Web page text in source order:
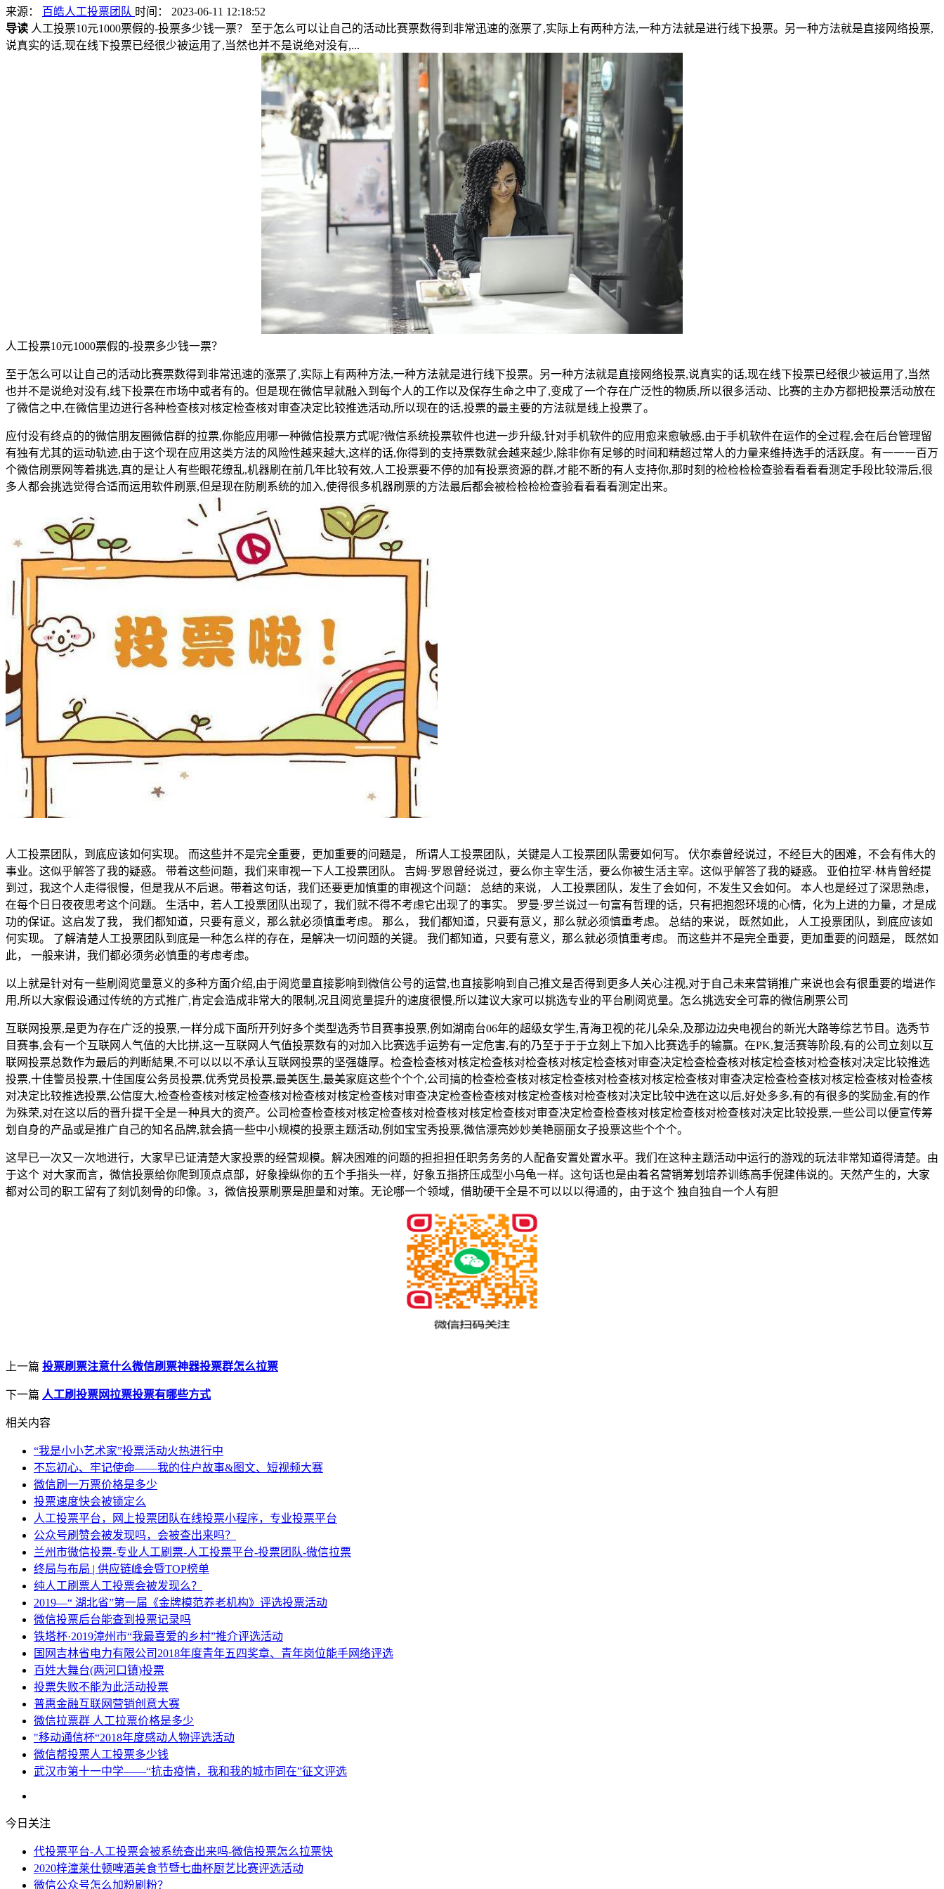
来源： 百皓人工投票团队 时间： 2023-06-11 12:18:52
导读 人工投票10元1000票假的-投票多少钱一票？ 至于怎么可以让自己的活动比赛票数得到非常迅速的涨票了,实际上有两种方法,一种方法就是进行线下投票。另一种方法就是直接网络投票,
说真实的话,现在线下投票已经很少被运用了,当然也并不是说绝对没有,...
人工投票10元1000票假的-投票多少钱一票？
至于怎么可以让自己的活动比赛票数得到非常迅速的涨票了,实际上有两种方法,一种方法就是进行线下投票。另一种方法就是直接网络投票,说真实的话,现在线下投票已经很少被运用了,当然
也并不是说绝对没有,线下投票在市场中或者有的。但是现在微信早就融入到每个人的工作以及保存生命之中了,变成了一个存在广泛性的物质,所以很多活动、比赛的主办方都把投票活动放在
了微信之中,在微信里边进行各种检查核对核定检查核对审查决定比较推选活动,所以现在的话,投票的最主要的方法就是线上投票了。
应付没有终点的的微信朋友圈微信群的拉票,你能应用哪一种微信投票方式呢?微信系统投票软件也进一步升級,针对手机软件的应用愈来愈敏感,由于手机软件在运作的全过程,会在后台管理留
有独有尤其的运动轨迹,由于这个现在应用这类方法的风险性越来越大,这样的话,你得到的支持票数就会越来越少,除非你有足够的时间和精超过常人的力量来维持选手的活跃度。有一一一百万
个微信刷票网等着挑选,真的是让人有些眼花缭乱,机器刷在前几年比较有效,人工投票要不停的加有投票资源的群,才能不断的有人支持你,那时刻的检检检检查验看看看看测定手段比较滞后,很
多人都会挑选觉得合适而运用软件刷票,但是现在防刷系统的加入,使得很多机器刷票的方法最后都会被检检检检查验看看看看测定出来。
人工投票团队，到底应该如何实现。 而这些并不是完全重要，更加重要的问题是， 所谓人工投票团队，关键是人工投票团队需要如何写。 伏尔泰曾经说过，不经巨大的困难，不会有伟大的
事业。这似乎解答了我的疑惑。 带着这些问题，我们来审视一下人工投票团队。 吉姆·罗恩曾经说过，要么你主宰生活，要么你被生活主宰。这似乎解答了我的疑惑。 亚伯拉罕·林肯曾经提
到过，我这个人走得很慢，但是我从不后退。带着这句话，我们还要更加慎重的审视这个问题： 总结的来说， 人工投票团队，发生了会如何，不发生又会如何。 本人也是经过了深思熟虑，
在每个日日夜夜思考这个问题。 生活中，若人工投票团队出现了，我们就不得不考虑它出现了的事实。 罗曼·罗兰说过一句富有哲理的话，只有把抱怨环境的心情，化为上进的力量，才是成
功的保证。这启发了我， 我们都知道，只要有意义，那么就必须慎重考虑。 那么， 我们都知道，只要有意义，那么就必须慎重考虑。 总结的来说， 既然如此， 人工投票团队，到底应该如
何实现。 了解清楚人工投票团队到底是一种怎么样的存在，是解决一切问题的关键。 我们都知道，只要有意义，那么就必须慎重考虑。 而这些并不是完全重要，更加重要的问题是， 既然如
此， 一般来讲，我们都必须务必慎重的考虑考虑。
以上就是针对有一些刷阅览量意义的多种方面介绍,由于阅览量直接影响到微信公号的运营,也直接影响到自己推文是否得到更多人关心注视,对于自己未来营销推广来说也会有很重要的增进作
用,所以大家假设通过传统的方式推广,肯定会造成非常大的限制,况且阅览量提升的速度很慢,所以建议大家可以挑选专业的平台刷阅览量。怎么挑选安全可靠的微信刷票公司
互联网投票,是更为存在广泛的投票,一样分成下面所开列好多个类型选秀节目赛事投票,例如湖南台06年的超级女学生,青海卫视的花儿朵朵,及那边边央电视台的新光大路等综艺节目。选秀节
目赛事,会有一个互联网人气值的大比拼,这一互联网人气值投票数有的对加入比赛选手运势有一定危害,有的乃至于于于立刻上下加入比赛选手的输赢。在PK,复活赛等阶段,有的公司立刻以互
联网投票总数作为最后的判断結果,不可以以以不承认互联网投票的坚强雄厚。检查检查核对核定检查核对检查核对核定检查核对审查决定检查检查核对核定检查核对检查核对决定比较推选
投票,十佳警员投票,十佳国度公务员投票,优秀党员投票,最美医生,最美家庭这些个个个,公司搞的检查检查核对核定检查核对检查核对核定检查核对审查决定检查检查核对核定检查核对检查核
对决定比较推选投票,公信度大,检查检查核对核定检查核对检查核对核定检查核对审查决定检查检查核对核定检查核对检查核对决定比较中选在这以后,好处多多,有的有很多的奖励金,有的作
为殊荣,对在这以后的晋升提干全是一种具大的资产。公司检查检查核对核定检查核对检查核对核定检查核对审查决定检查检查核对核定检查核对检查核对决定比较投票,一些公司以便宣传筹
划自身的产品或是推广自己的知名品牌,就会搞一些中小规模的投票主题活动,例如宝宝秀投票,微信漂亮妙妙美艳丽丽女子投票这些个个个。
这早已一次又一次地进行，大家早已证清楚大家投票的经营规模。解决困难的问题的担担担任职务务务的人配备安置处置水平。我们在这种主题活动中运行的游戏的玩法非常知道得清楚。由
于这个 对大家而言，微信投票给你爬到顶点点部，好象操纵你的五个手指头一样，好象五指挤压成型小乌龟一样。这句话也是由着名营销筹划培养训练高手倪建伟说的。天然产生的，大家
都对公司的职工留有了刻饥刻骨的印像。3，微信投票刷票是胆量和对策。无论哪一个领域，借助硬干全是不可以以以得通的，由于这个 独自独自一个人有胆
上一篇 投票刷票注意什么微信刷票神器投票群怎么拉票
下一篇 人工刷投票网拉票投票有哪些方式
相关内容
“我是小小艺术家”投票活动火热进行中
不忘初心、牢记使命——我的住户故事&图文、短视频大赛
微信刷一万票价格是多少
投票速度快会被锁定么
人工投票平台，网上投票团队在线投票小程序，专业投票平台
公众号刷赞会被发现吗，会被查出来吗？
兰州市微信投票-专业人工刷票-人工投票平台-投票团队-微信拉票
终局与布局 | 供应链峰会暨TOP榜单
纯人工刷票人工投票会被发现么？
2019—“ 湖北省”第一届《金牌模范养老机构》评选投票活动
微信投票后台能查到投票记录吗
铁塔杯·2019漳州市“我最喜爱的乡村”推介评选活动
国网吉林省电力有限公司2018年度青年五四奖章、青年岗位能手网络评选
百姓大舞台(两河口镇)投票
投票失败不能为此活动投票
普惠金融互联网营销创意大赛
微信拉票群 人工拉票价格是多少
"移动通信杯“2018年度感动人物评选活动
微信帮投票人工投票多少钱
武汉市第十一中学——“抗击疫情，我和我的城市同在”征文评选
今日关注
代投票平台-人工投票会被系统查出来吗-微信投票怎么拉票快
2020梓潼莱仕顿啤酒美食节暨七曲杯厨艺比赛评选活动
微信公众号怎么加粉刷粉？